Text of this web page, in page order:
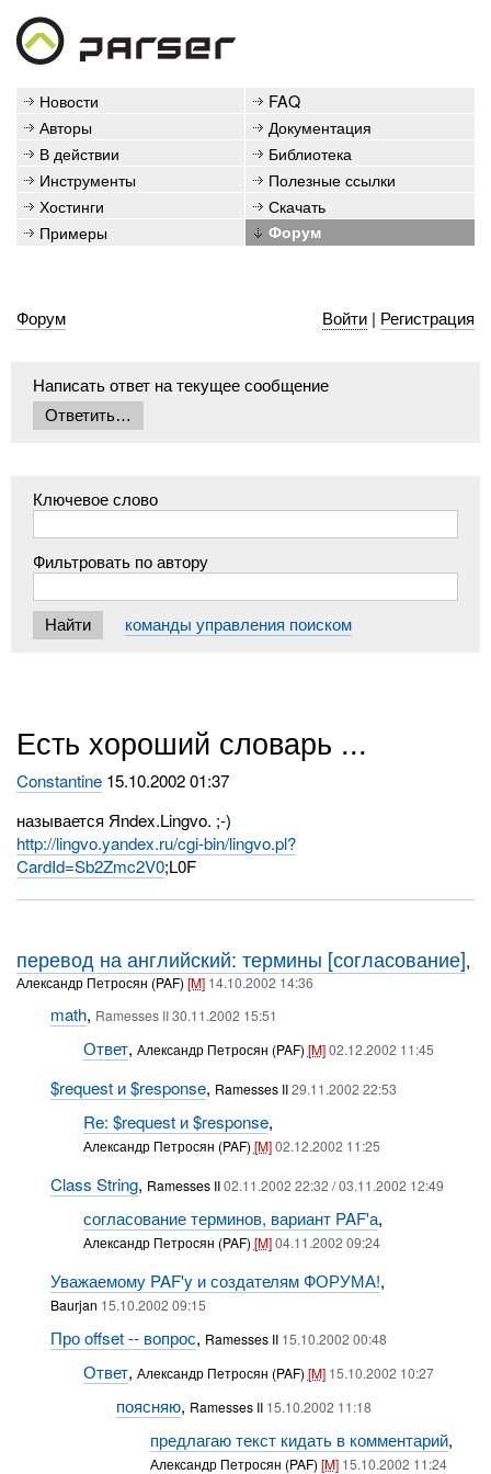
Новости
FAQ
Авторы
Документация
В действии
Библиотека
Инструменты
Полезные ссылки
Хостинги
Скачать
Примеры
Форум
Форум Войти| Регистрация
Написать ответ на текущее сообщение
Ключевое слово
Фильтровать по автору
команды управления поиском
Есть хороший словарь ...
Constantine 15.10.2002 01:37
называется Яndex.Lingvo. ;-)
http://lingvo.yandex.ru/cgi-bin/lingvo.pl?
CardId=Sb2Zmc2V0;L0F
перевод на английский: термины [согласование],
Александр Петросян (PAF)[M] 14.10.2002 14:36
math, Ramesses II 30.11.2002 15:51
Ответ, Александр Петросян (PAF) [M]02.12.2002 11:45
$request и $response, Ramesses II29.11.2002 22:53
Re: $request и $response,
Александр Петросян (PAF) [M]02.12.2002 11:25
Class String, Ramesses II02.11.2002 22:32 / 03.11.2002 12:49
согласование терминов, вариант PAF'а,
Александр Петросян (PAF) [M]04.11.2002 09:24
Уважаемому PAF'y и создателям ФОРУМА!,
Baurjan 15.10.2002 09:15
Про offset -- вопрос, Ramesses II 15.10.2002 00:48
Ответ, Александр Петросян (PAF) [M] 15.10.2002 10:27
поясняю, Ramesses II 15.10.2002 11:18
предлагаю текст кидать в комментарий,
Александр Петросян (PAF) [M] 15.10.2002 11:24